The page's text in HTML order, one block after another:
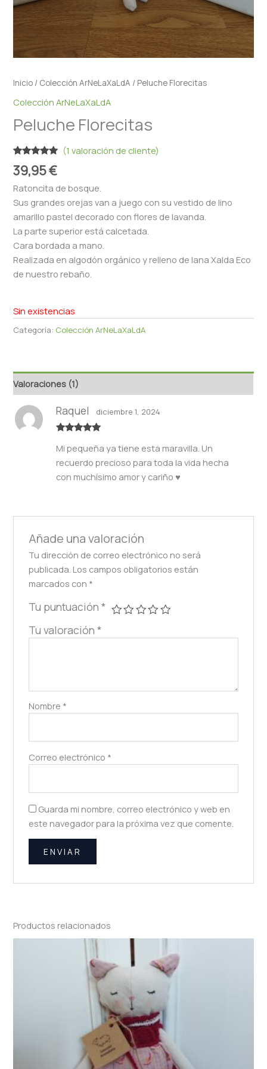
Inicio / Colección ArNeLaXaLdA / Peluche Florecitas
Colección ArNeLaXaLdA
Peluche Florecitas
Valorado
con5.00de
5 en base
a
1
valoración
cliente
(1 valoración de cliente)
39,95€
Ratoncita de bosque.
Sus grandes orejas van a juego con su vestido de lino
amarillo pastel decorado con flores de lavanda.
La parte superior está calcetada.
Cara bordada a mano.
Realizada en algodón orgánico y relleno de lana Xalda Eco
de nuestro rebaño.
Sin existencias
Categoría: Colección ArNeLaXaLdA
Valoraciones (1)
con5de 5
Raquel diciembre 1, 2024
Mi pequeña ya tiene esta maravilla. Un
recuerdo precioso para toda la vida hecha
con muchísimo amor y cariño ♥️
Añade una valoración
Tu dirección de correo electrónico no será
publicada. Los campos obligatorios están
marcados con *
Tu puntuación *
Tu valoración *
Nombre *
Correo electrónico *
Guarda mi nombre, correo electrónico y web en
este navegador para la próxima vez que comente.
Productos relacionados